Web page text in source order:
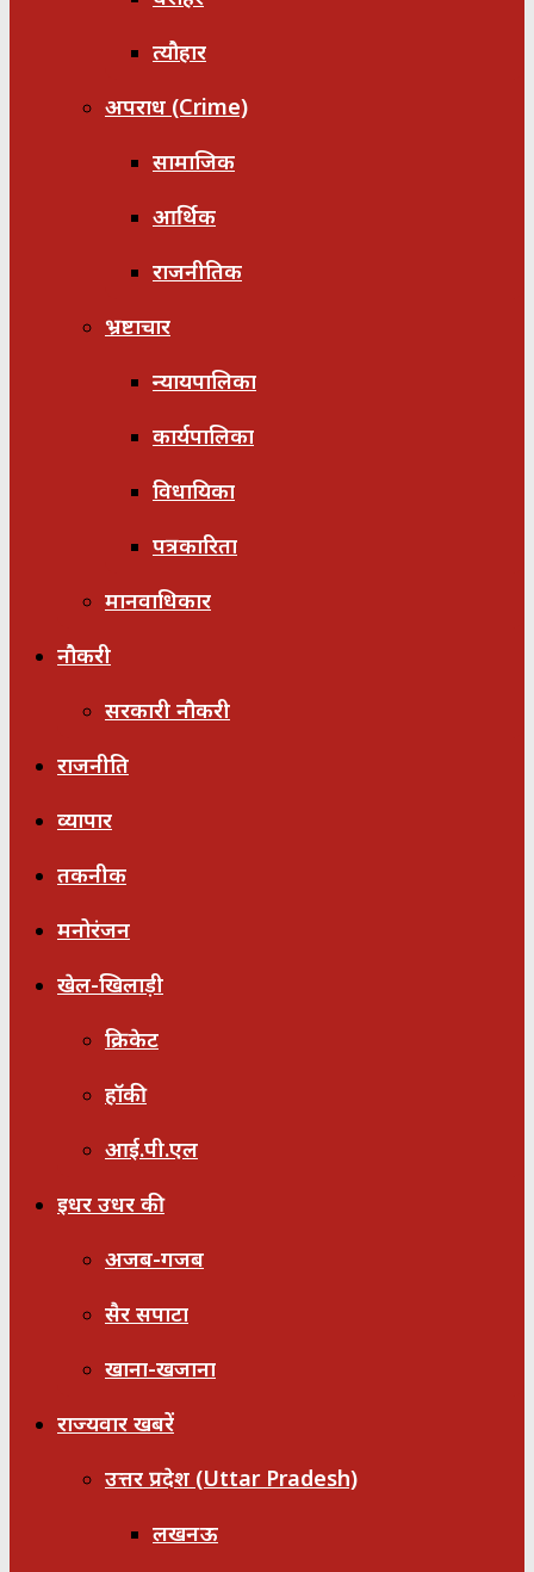
त्यौहार
अपराध (Crime)
सामाजिक
आर्थिक
राजनीतिक
भ्रष्टाचार
न्यायपालिका
कार्यपालिका
विधायिका
पत्रकारिता
मानवाधिकार
नौकरी
सरकारी नौकरी
राजनीति
व्यापार
तकनीक
मनोरंजन
खेल-खिलाड़ी
क्रिकेट
हॉकी
आई.पी.एल
इधर उधर की
अजब-गजब
सैर सपाटा
खाना-खजाना
राज्यवार खबरें
उत्तर प्रदेश (Uttar Pradesh)
लखनऊ